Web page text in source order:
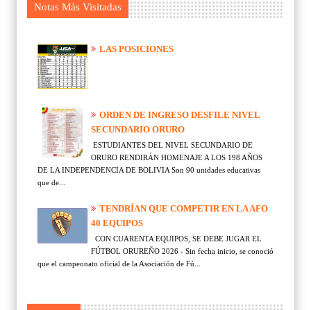
Notas Más Visitadas
LAS POSICIONES
ORDEN DE INGRESO DESFILE NIVEL
SECUNDARIO ORURO
ESTUDIANTES DEL NIVEL SECUNDARIO DE
ORURO RENDIRÁN HOMENAJE A LOS 198 AÑOS
DE LA INDEPENDENCIA DE BOLIVIA Son 90 unidades educativas
que de...
TENDRÍAN QUE COMPETIR EN LA AFO
40 EQUIPOS
CON CUARENTA EQUIPOS, SE DEBE JUGAR EL
FÚTBOL ORUREÑO 2026 - Sin fecha inicio, se conoció
que el campeonato oficial de la Asociación de Fú...